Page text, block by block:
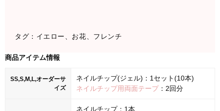
タグ：イエロー、お花、フレンチ
商品アイテム情報
SS,S,M,L,オーダーサ
イズ
ネイルチップ(ジェル)：1セット(10本)
ネイルチップ用両面テープ：2回分
ネイルチップ：1本